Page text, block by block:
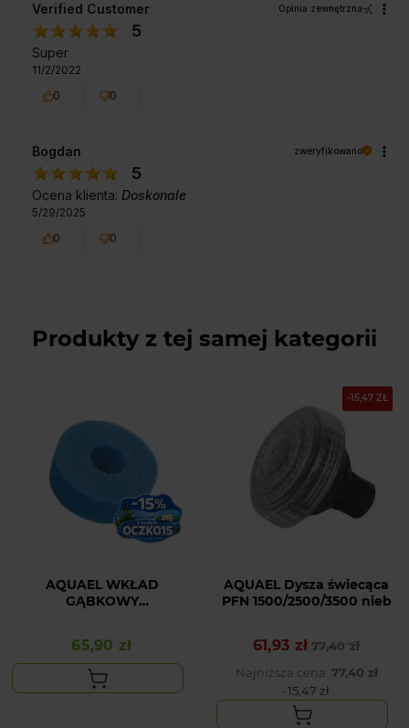
Verified Customer Opinia zewnętrzna
5
Super
11/2/2022
0
0
Bogdan zweryfikowano
5
Ocena klienta: Doskonale
5/29/2025
0
0
Produkty z tej samej kategorii
AQUAEL WKŁAD
GĄBKOWY
Cena
65,90 zł
-15,47 ZŁ
AQUAEL Dysza świecąca
PFN 1500/2500/3500 nieb
Cena podstawowa
77,40 zł
Cena
61,93 zł
Najniższa cena: 77,40 zł
-15,47 zł